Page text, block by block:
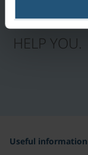
HAPPY TO
HELP YOU.
Useful information